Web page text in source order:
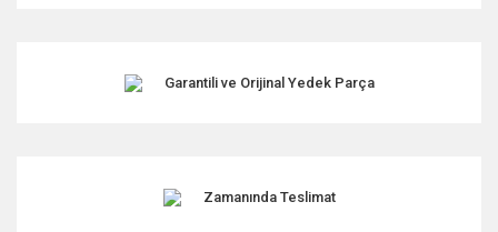
Garantili ve Orijinal Yedek Parça
Zamanında Teslimat